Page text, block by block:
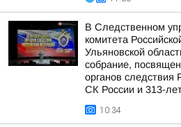
В Следственном
комитета
Ульяновской
собрание,
органов
СК России и 313-
10:34